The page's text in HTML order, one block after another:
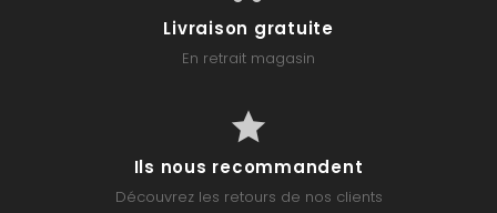
Livraison gratuite
En retrait magasin
Ils nous recommandent
Découvrez les retours de nos clients